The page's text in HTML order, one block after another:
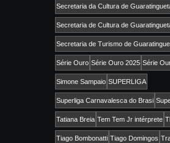
Secretaria da Cultura de
Secretaria de Cultura de
Secretaria de Turismo de
Série Ouro Série Ouro 2025 Série
Simone Sampaio SUPERLIGA
Superliga Carnavalesca do Brasi
Tatiana Breia Tem Tem Jr intérprete
Tiago Bombonatti Tiago Domingos